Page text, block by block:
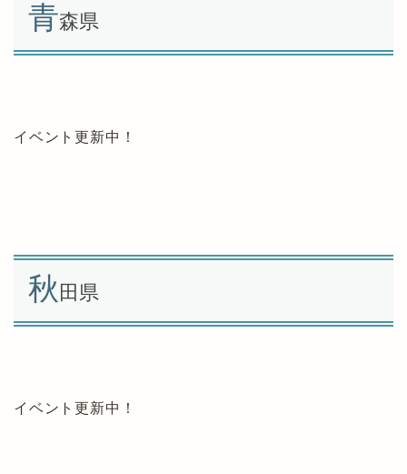
青森県
イベント更新中！
秋 田県
イベント更新中！